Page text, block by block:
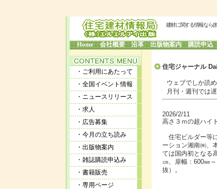
建材に関する情報なら(
Home 会社概要 沿革 出版物案内 購読申込
・ご利用にあたって
・全国イベント情報
・ニュースリリース
・求人
・広告募集
・今月の立ち読み
・出版物案内
・雑誌購読申込み
・書籍販売
・専用ページ
住宅ジャーナル
ウェブでしか読め
月刊・週刊では遅
2026/2/11
高さ３ｍの超ハイ
住宅ビルダー等
ーション湘南㈱、
ては国内初となる
㎝、扉幅：600㎜
抜）。